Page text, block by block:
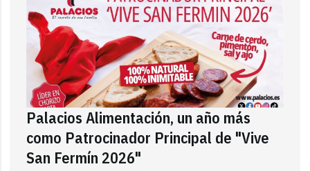
Palacios Alimentación, un año más
como Patrocinador Principal de "Vive
San Fermín 2026"